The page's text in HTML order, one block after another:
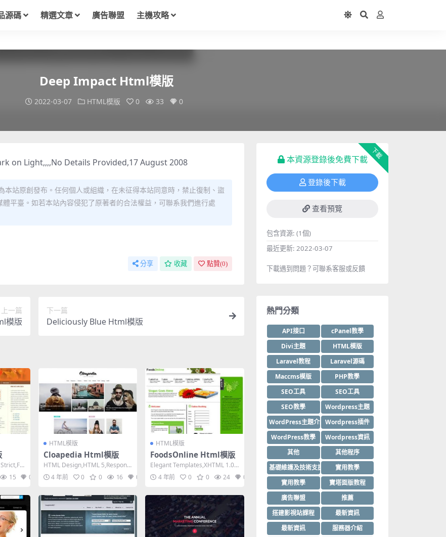
源碼 精選文章 廣告聯盟 主機攻略
Deep Impact Html模版
2022-03-07 HTML模版 0 33 0
on Light,,,,No Details Provided,17 August 2008
站原創發布。任何個人或組織，在未征得本站同意時，禁止復制、盜
平臺。如若本站內容侵犯了原著者的合法權益，可聯系我們進行處
分享 收藏 點贊(0)
上一篇
模版
下一篇
Deliciously Blue Html模版
15 0
HTML模版
Cloapedia Html模版
HTML Design,HTML 5,Responsi
ve, 4 Columns...
4 年前 0 0 16 0
HTML模版
FoodsOnline Html模版
Elegant Templates,XHTML 1.0 T
ransitional...
4 年前 0 0 24 0
下載
本資源登錄後免費下載
登錄後下載
查看預覽
包含資源: (1個)
最近更新: 2022-03-07
下載遇到問題？可聯系客服或反饋
熱門分類
API接口
cPanel教學
Divi主題
HTML模版
Laravel教程
Laravel源碼
Maccms模版
PHP教學
SEO工具
SEO工具
SEO教學
Wordpress主題
WordPress主題介紹Wordpress插件
WordPress教學
Wordpress資訊
其他
其他程序
基礎維護及技術支援
實用教學
實用教學
寶塔面版教程
廣告聯盟
推薦
搭建影視站課程
最新資訊
最新資訊
服務器介紹